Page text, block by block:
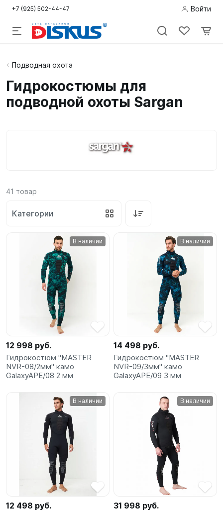
+7 (925) 502-44-47 Войти
Подводная
Дайвинг
сёрфинг
Подарочные
Карты
Подводная охота
Гидрокостюмы для
подводной охоты Sargan
41 товар
Категории
В наличии
12 998 руб.
Гидрокостюм "MASTER
NVR-08/2мм" камо
GalaxyAPE/08 2 мм
В наличии
14 498 руб.
Гидрокостюм "MASTER
NVR-09/3мм" камо
GalaxyAPE/09 3 мм
В наличии
12 498 руб.
В наличии
31 998 руб.